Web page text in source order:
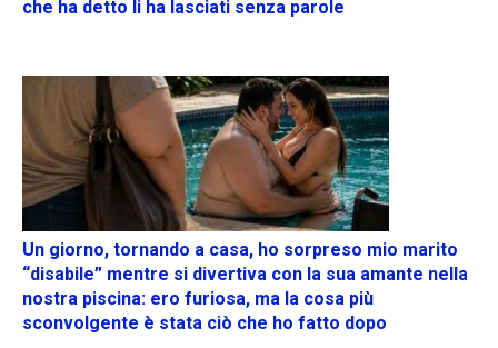
che ha detto li ha lasciati senza parole
Un giorno, tornando a casa, ho sorpreso mio marito
“disabile” mentre si divertiva con la sua amante nella
nostra piscina: ero furiosa, ma la cosa più
sconvolgente è stata ciò che ho fatto dopo